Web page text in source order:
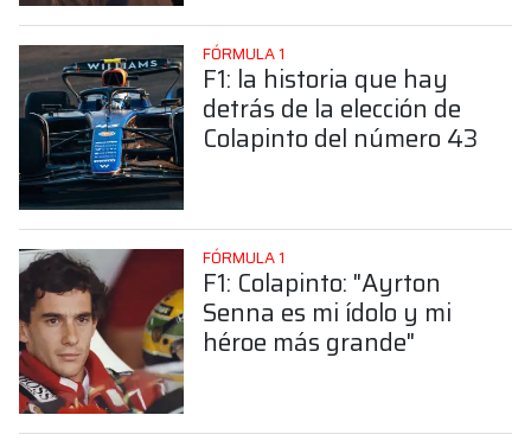
FÓRMULA 1
F1: la historia que hay
detrás de la elección de
Colapinto del número 43
FÓRMULA 1
F1: Colapinto: "Ayrton
Senna es mi ídolo y mi
héroe más grande"